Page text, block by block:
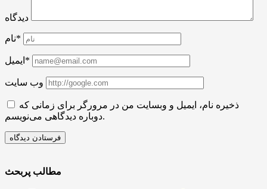
دیدگاه
نام*
ایمیل*
وب سایت
ذخیره نام، ایمیل و وبسایت من در مرورگر برای زمانی که
دوباره دیدگاهی می‌نویسم.
مطالب پربحث